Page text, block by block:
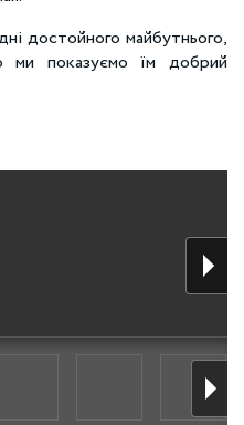
достойного майбутнього,
показуємо їм добрий